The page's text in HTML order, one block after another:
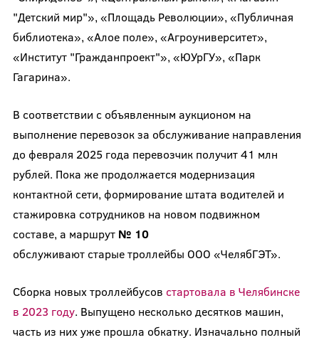
"Детский мир"», «Площадь Революции», «Публичная
библиотека», «Алое поле», «Агроуниверситет»,
«Институт "Гражданпроект"», «ЮУрГУ», «Парк
Гагарина».
В соответствии с объявленным аукционом на
выполнение перевозок за обслуживание направления
до февраля 2025 года перевозчик получит 41 млн
рублей. Пока же продолжается модернизация
контактной сети, формирование штата водителей и
стажировка сотрудников на новом подвижном
составе, а маршрут № 10
обслуживают старые троллейбы ООО «ЧелябГЭТ».
Сборка новых троллейбусов стартовала в Челябинске
в 2023 году. Выпущено несколько десятков машин,
часть из них уже прошла обкатку. Изначально полный